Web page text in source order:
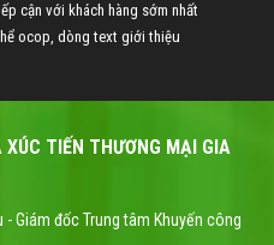
cận với khách hàng sớm nhất
ocop, dòng text giới thiệu
XÚC TIẾN THƯƠNG MẠI GIA
- Giám đốc Trung tâm Khuyến công